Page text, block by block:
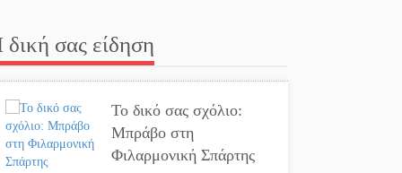
Διακοπή ρεύματος στην
Λακε-Δαιμονικά: Το
κυπαρίσσι του Μυστρά
σας είδηση
Το δικό σας σχόλιο:
Μπράβο στη
Φιλαρμονική Σπάρτης